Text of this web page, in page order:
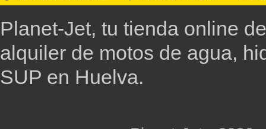
Planet-Jet, tu tienda online
alquiler de motos de agua,
SUP en Huelva.